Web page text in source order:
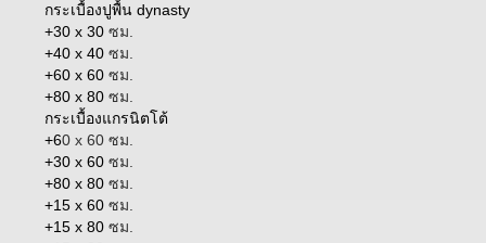
กระเบื้องปูพื้น dynasty
+30 x 30 ซม.
+40 x 40 ซม.
+60 x 60 ซม.
+80 x 80 ซม.
กระเบื้องแกรนิตโต้
+60 x 60 ซม.
+30 x 60 ซม.
+80 x 80 ซม.
+15 x 60 ซม.
+15 x 80 ซม.